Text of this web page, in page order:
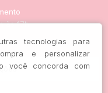
tecnologias para
e personalizar
você concorda com
às 17h